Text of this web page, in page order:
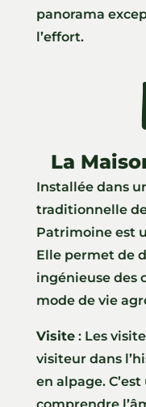
panorama
l’effort.
La
Installée dans
traditionnelle de
Patrimoine est
Elle permet de
ingénieuse des
mode de vie
Visite: Les
visiteur dans
en alpage.